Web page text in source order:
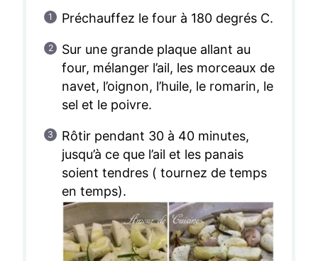
Préchauffez le four à 180 degrés C.
Sur une grande plaque allant au
four, mélanger l’ail, les morceaux de
navet, l’oignon, l’huile, le romarin, le
sel et le poivre.
Rôtir pendant 30 à 40 minutes,
jusqu’à ce que l’ail et les panais
soient tendres ( tournez de temps
en temps).